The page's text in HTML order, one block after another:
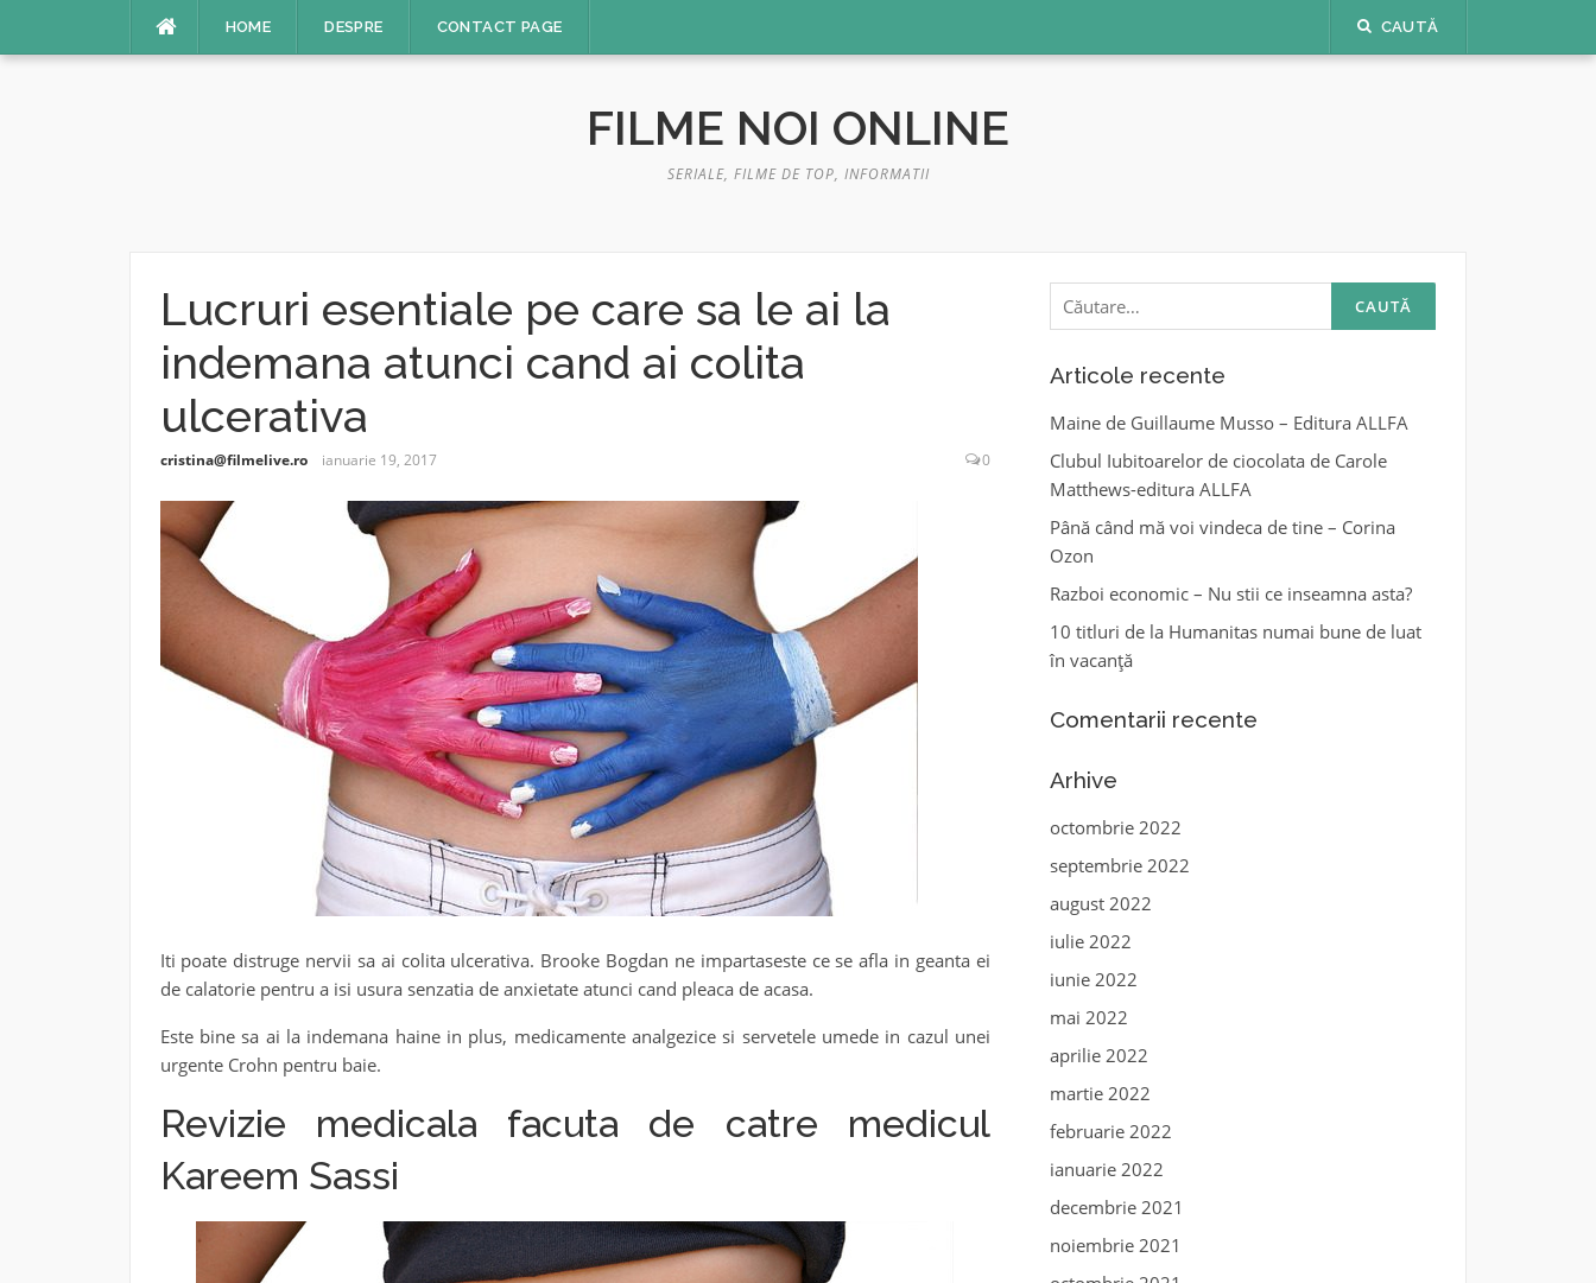
HOME DESPRE CONTACT PAGE CAUTĂ
FILME NOI ONLINE
SERIALE, FILME DE TOP, INFORMATII
Lucruri esentiale pe care sa le ai la
indemana atunci cand ai colita
ulcerativa
cristina@filmelive.ro ianuarie 19, 2017 0
Iti poate distruge nervii sa ai colita ulcerativa. Brooke Bogdan ne impartaseste ce se afla in geanta ei
de calatorie pentru a isi usura senzatia de anxietate atunci cand pleaca de acasa.
Este bine sa ai la indemana haine in plus, medicamente analgezice si servetele umede in cazul unei
urgente Crohn pentru baie.
Revizie medicala facuta de catre medicul
Kareem Sassi
Caută
după:
Articole recente
Maine de Guillaume Musso – Editura ALLFA
Clubul Iubitoarelor de ciocolata de Carole
Matthews-editura ALLFA
Până când mă voi vindeca de tine – Corina
Ozon
Razboi economic – Nu stii ce inseamna asta?
10 titluri de la Humanitas numai bune de luat
în vacanță
Comentarii recente
Arhive
octombrie 2022
septembrie 2022
august 2022
iulie 2022
iunie 2022
mai 2022
aprilie 2022
martie 2022
februarie 2022
ianuarie 2022
decembrie 2021
noiembrie 2021